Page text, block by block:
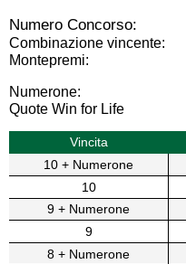
Numero Concorso:
Combinazione vincente:
Montepremi:
Numerone:
Quote Win for Life
Vincita
10 + Numerone
10
9 + Numerone
9
8 + Numerone